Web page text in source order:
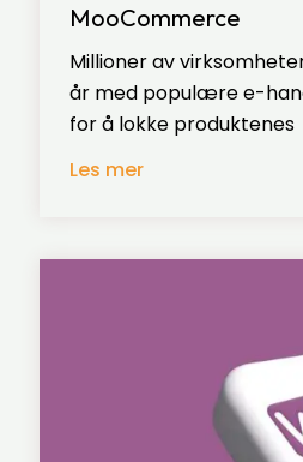
MooCommerce
Millioner av
år med populære e-
for å lokke produktenes
Les mer